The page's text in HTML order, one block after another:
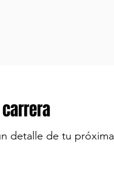
detalle de tu